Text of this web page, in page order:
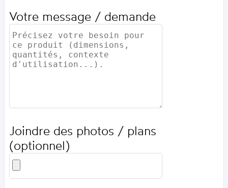
Votre message / demande
Joindre des photos / plans
(optionnel)